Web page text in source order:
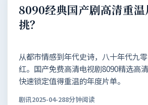
8090经典国产剧高清重温
挑？
从都市情感到年代史诗，八十年代九
红。国产免费高清电视剧8090精选高
快速锁定值得重温的年度片单。
剧讯2025-04-288分钟阅读